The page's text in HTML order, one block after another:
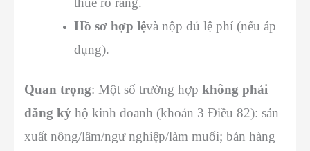
Hồ sơ hợp lệvà nộp đủ lệ phí (nếu áp
dụng).
Quan trọng: Một số trường hợp không phải
đăng ký hộ kinh doanh (khoản 3 Điều 82): sản
xuất nông/lâm/ngư nghiệp/làm muối; bán hàng